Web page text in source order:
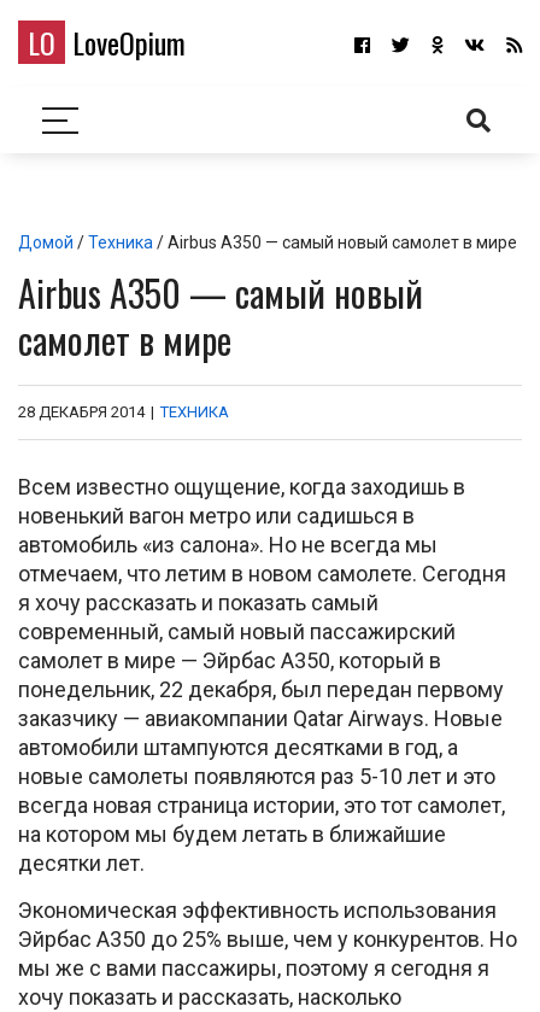
LO LoveOpium
Домой /Техника / Airbus A350 — самый новый самолет в мире
Airbus A350 — самый новый
самолет в мире
28 ДЕКАБРЯ 2014 | ТЕХНИКА
Всем известно ощущение, когда заходишь в
новенький вагон метро или садишься в
автомобиль «из салона». Но не всегда мы
отмечаем, что летим в новом самолете. Сегодня
я хочу рассказать и показать самый
современный, самый новый пассажирский
самолет в мире — Эйрбас А350, который в
понедельник, 22 декабря, был передан первому
заказчику — авиакомпании Qatar Airways. Новые
автомобили штампуются десятками в год, а
новые самолеты появляются раз 5-10 лет и это
всегда новая страница истории, это тот самолет,
на котором мы будем летать в ближайшие
десятки лет.
Экономическая эффективность использования
Эйрбас А350 до 25% выше, чем у конкурентов. Но
мы же с вами пассажиры, поэтому я сегодня я
хочу показать и рассказать, насколько